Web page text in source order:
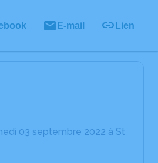
E-mail Lien
03 septembre 2022 à St